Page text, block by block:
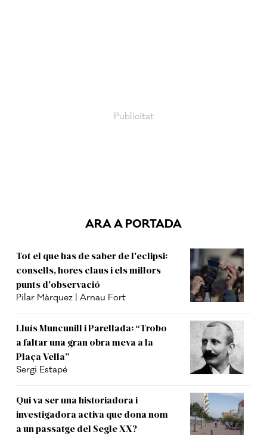
ARA A PORTADA
Tot el que has de saber de l'eclipsi:
consells, hores claus i els millors
punts d'observació
Pilar Màrquez | Arnau Fort
Lluís Muncunill i Parellada: “Trobo
a faltar una gran obra meva a la
Plaça Vella”
Sergi Estapé
Qui va ser una historiadora i
investigadora activa que dona nom
a un passatge del Segle XX?